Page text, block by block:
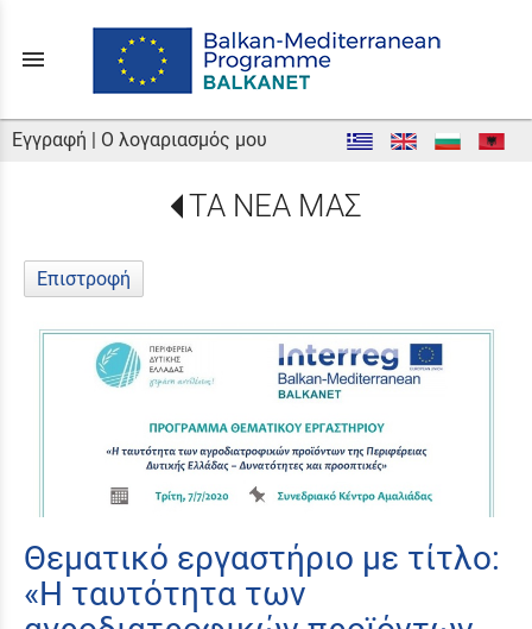
menu
Εγγραφή | Ο λογαριασμός μου
ΤΑ ΝΕΑ ΜΑΣ
Επιστροφή
Θεματικό εργαστήριο με τίτλο:
«H ταυτότητα των